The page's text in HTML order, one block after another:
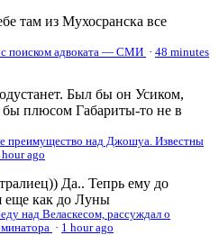
там из Мухосранска все
поиском адвоката — СМИ · 48 minutes
Был бы он Усиком,
бы плюсом Габариты-то не в
преимущество над Джошуа. Известны
hour ago
Да.. Тепрь ему до
еще как до Луны
над Веласкесом, рассуждал о
· 1 hour ago